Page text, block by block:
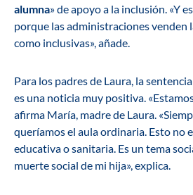
alumna» de apoyo a la inclusión. «Y
porque las administraciones venden
como inclusivas», añade.
Para los padres de Laura, la
es una noticia muy positiva.
afirma María, madre de Laura.
queríamos el aula ordinaria. Esto no
educativa o sanitaria. Es un tema
muerte social de mi hija», explica.